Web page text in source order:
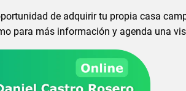
de adquirir tu propia casa
para más información y agenda una